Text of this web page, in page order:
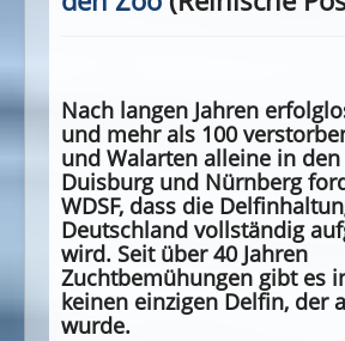
Nach langen Jahren
und mehr als 100
und Walarten alleine in
Duisburg und Nürnberg
WDSF, dass die
Deutschland vollständig
wird. Seit über 40 Jahren
Zuchtbemühungen gibt es
keinen einzigen Delfin, der
wurde.